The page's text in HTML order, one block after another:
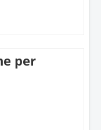
per